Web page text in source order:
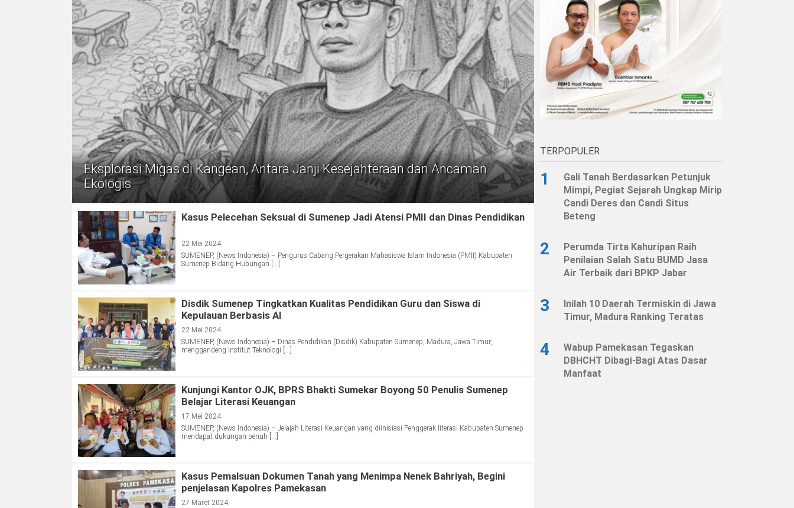
Eksplorasi Migas di Kangean, Antara Janji Kesejahteraan dan Ancaman
Ekologis
Kasus Pelecehan Seksual di Sumenep Jadi Atensi PMII dan Dinas Pendidikan
22 Mei 2024
SUMENEP, (News Indonesia) – Pengurus Cabang Pergerakan Mahasiswa Islam Indonesia (PMII) Kabupaten
Sumenep Bidang Hubungan […]
Disdik Sumenep Tingkatkan Kualitas Pendidikan Guru dan Siswa di
Kepulauan Berbasis AI
22 Mei 2024
SUMENEP, (News Indonesia) – Dinas Pendidikan (Disdik) Kabupaten Sumenep, Madura, Jawa Timur,
menggandeng Institut Teknologi […]
Kunjungi Kantor OJK, BPRS Bhakti Sumekar Boyong 50 Penulis Sumenep
Belajar Literasi Keuangan
17 Mei 2024
SUMENEP, (News Indonesia) – Jelajah Literasi Keuangan yang diinisiasi Penggerak literasi Kabupaten Sumenep
mendapat dukungan penuh […]
Kasus Pemalsuan Dokumen Tanah yang Menimpa Nenek Bahriyah, Begini
penjelasan Kapolres Pamekasan
27 Maret 2024
TERPOPULER
1
Gali Tanah Berdasarkan Petunjuk
Mimpi, Pegiat Sejarah Ungkap Mirip
Candi Deres dan Candi Situs
Beteng
2
Perumda Tirta Kahuripan Raih
Penilaian Salah Satu BUMD Jasa
Air Terbaik dari BPKP Jabar
3
Inilah 10 Daerah Termiskin di Jawa
Timur, Madura Ranking Teratas
4
Wabup Pamekasan Tegaskan
DBHCHT Dibagi-Bagi Atas Dasar
Manfaat